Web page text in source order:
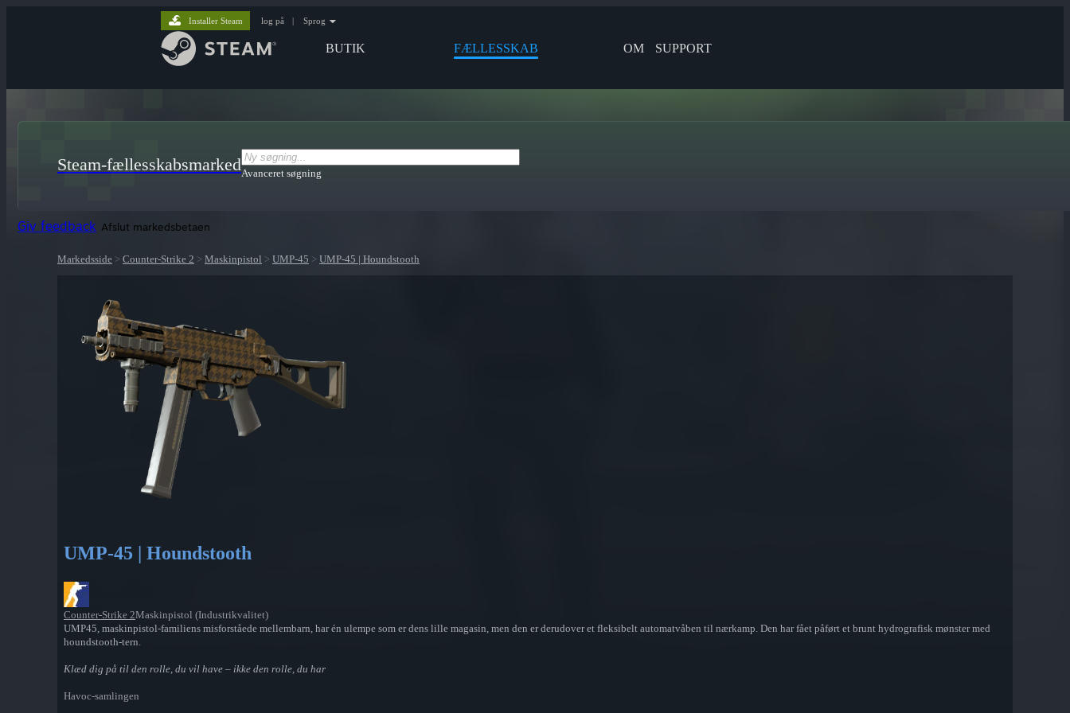
BUTIK FÆLLESSKAB OM SUPPORT
Installer Steam log på | Sprog
Steam-fællesskabsmarkedAvanceret søgning
Giv feedback Afslut markedsbetaen
Markedsside > Counter-Strike 2 > Maskinpistol > UMP-45 > UMP-45 | Houndstooth
UMP-45 | Houndstooth
Counter-Strike 2Maskinpistol (Industrikvalitet)
UMP45, maskinpistol-familiens misforståede mellembarn, har én ulempe som er dens lille magasin, men den er derudover et fleksibelt automatvåben til nærkamp. Den har fået påført et brunt hydrografisk mønster med
houndstooth-tern.
Klæd dig på til den rolle, du vil have – ikke den rolle, du har
Havoc-samlingen